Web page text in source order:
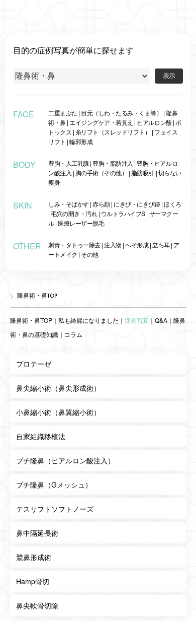
目的の症例写真が簡単に探せます
FACE 二重まぶた | 目元（しわ・たるみ・くま等） |隆鼻
術・鼻| エイジングケア・若見え | ヒアルロン酸 | ボ
トックス | 糸リフト（スレッドリフト） | フェイス
リフト |輪郭形成
BODY 豊胸・人工乳腺 | 豊胸・脂肪注入 | 豊胸・ヒアルロ
ン酸注入 | 胸の手術（その他） | 脂肪吸引 |切らない
痩身
SKIN しみ・そばかす|赤ら顔| にきび・にきび跡|ほくろ
|毛穴の開き・汚れ| ウルトラハイフS| サーマクー
ル|医療レーザー脱毛
OTHER 刺青・タトゥー除去|注入物 |へそ形成|立ち耳| ア
ートメイク | その他
隆鼻術・鼻TOP
隆鼻術・鼻TOP ｜ 私も綺麗になりました ｜ 症例写真 ｜ Q&A ｜ 隆鼻
術・鼻の基礎知識 ｜ コラム
プロテーゼ
鼻尖縮小術（鼻尖形成術）
小鼻縮小術（鼻翼縮小術）
自家組織移植法
プチ隆鼻（ヒアルロン酸注入）
プチ隆鼻（Gメッシュ）
テスリフトソフトノーズ
鼻中隔延長術
鷲鼻形成術
Hamp骨切
鼻尖軟骨切除